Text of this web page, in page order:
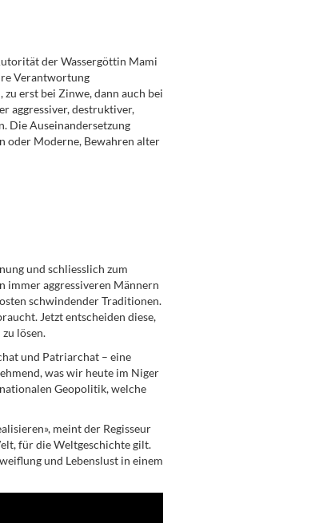
der Wassergöttin Mami
Verantwortung
erst bei Zinwe, dann auch bei
aggressiver, destruktiver,
Die Auseinandersetzung
oder Moderne, Bewahren alter
und schliesslich zum
immer aggressiveren Männern
schwindender Traditionen.
Jetzt entscheiden diese,
lösen.
und Patriarchat – eine
was wir heute im Niger
Geopolitik, welche
meint der Regisseur
für die Weltgeschichte gilt.
und Lebenslust in einem